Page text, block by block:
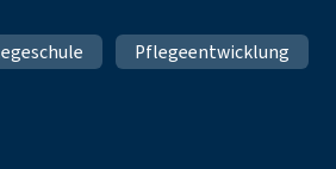
Pflegeentwicklung